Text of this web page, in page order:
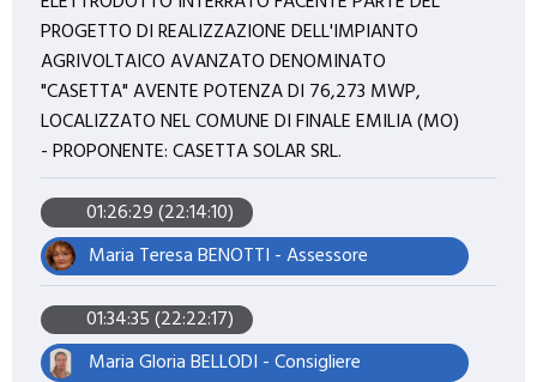
PROGETTO DI REALIZZAZIONE DELL'IMPIANTO
AGRIVOLTAICO AVANZATO DENOMINATO
"CASETTA" AVENTE POTENZA DI 76,273 MWP,
LOCALIZZATO NEL COMUNE DI FINALE EMILIA (MO)
- PROPONENTE: CASETTA SOLAR SRL.
01:26:29 (22:14:10)
Maria Teresa BENOTTI - Assessore
01:34:35 (22:22:17)
Maria Gloria BELLODI - Consigliere